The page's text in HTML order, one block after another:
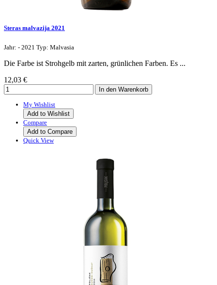
Steras malvazija 2021
Jahr: - 2021 Typ: Malvasia
Die Farbe ist Strohgelb mit zarten, grünlichen Farben. Es ...
12,03 €
My Wishlist
Add to Wishlist
Compare
Add to Compare
Quick View